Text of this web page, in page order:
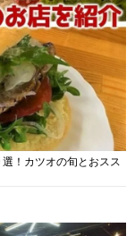
！カツオの旬とおスス